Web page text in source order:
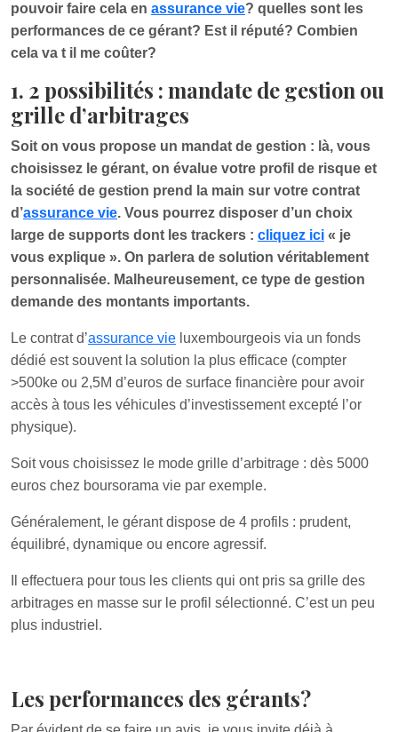
pouvoir faire cela en assurance vie? quelles sont les
performances de ce gérant? Est il réputé? Combien
cela va t il me coûter?
1. 2 possibilités : mandate de gestion ou
grille d’arbitrages
Soit on vous propose un mandat de gestion : là, vous
choisissez le gérant, on évalue votre profil de risque et
la société de gestion prend la main sur votre contrat
d’assurance vie. Vous pourrez disposer d’un choix
large de supports dont les trackers : cliquez ici « je
vous explique ». On parlera de solution véritablement
personnalisée. Malheureusement, ce type de gestion
demande des montants importants.
Le contrat d’assurance vie luxembourgeois via un fonds
dédié est souvent la solution la plus efficace (compter
>500ke ou 2,5M d’euros de surface financière pour avoir
accès à tous les véhicules d’investissement excepté l’or
physique).
Soit vous choisissez le mode grille d’arbitrage : dès 5000
euros chez boursorama vie par exemple.
Généralement, le gérant dispose de 4 profils : prudent,
équilibré, dynamique ou encore agressif.
Il effectuera pour tous les clients qui ont pris sa grille des
arbitrages en masse sur le profil sélectionné. C’est un peu
plus industriel.
Les performances des gérants?